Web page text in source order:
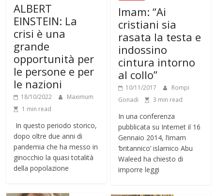
ALBERT
EINSTEIN: La
crisi è una
grande
opportunità per
le persone e per
le nazioni
18/10/2022
Maximum
1 min read
In questo periodo storico,
dopo oltre due anni di
pandemia che ha messo in
ginocchio la quasi totalità
della popolazione
Imam: “Ai
cristiani sia
rasata la testa e
indossino
cintura intorno
al collo”
10/11/2017
Rompi
Gonadi
3 min read
In una conferenza
pubblicata su Internet il 16
Gennaio 2014, l’imam
‘britannico’ islamico Abu
Waleed ha chiesto di
imporre leggi